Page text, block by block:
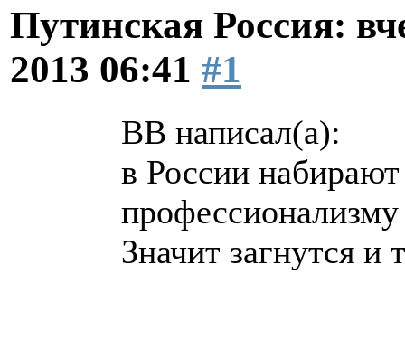
Путинская Россия:
2013 06:41 #1
ВВ написал(а):
в России
профессионализму
Значит загнутся и